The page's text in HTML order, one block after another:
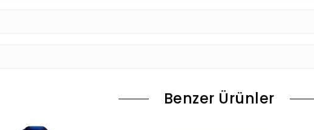
Benzer Ürünler